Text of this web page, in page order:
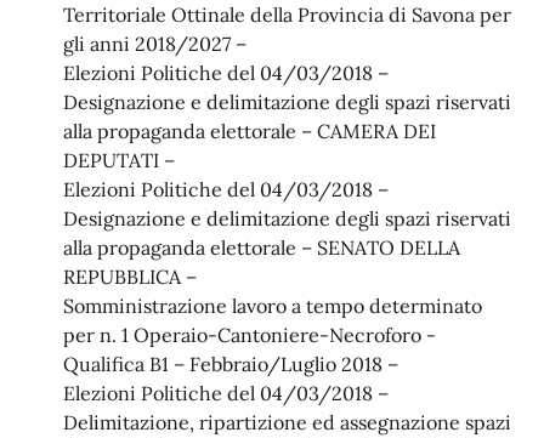
Territoriale Ottinale della Provincia di Savona per
gli anni 2018/2027 –
Elezioni Politiche del 04/03/2018 –
Designazione e delimitazione degli spazi riservati
alla propaganda elettorale – CAMERA DEI
DEPUTATI –
Elezioni Politiche del 04/03/2018 –
Designazione e delimitazione degli spazi riservati
alla propaganda elettorale – SENATO DELLA
REPUBBLICA –
Somministrazione lavoro a tempo determinato
per n. 1 Operaio-Cantoniere-Necroforo -
Qualifica B1 – Febbraio/Luglio 2018 –
Elezioni Politiche del 04/03/2018 –
Delimitazione, ripartizione ed assegnazione spazi